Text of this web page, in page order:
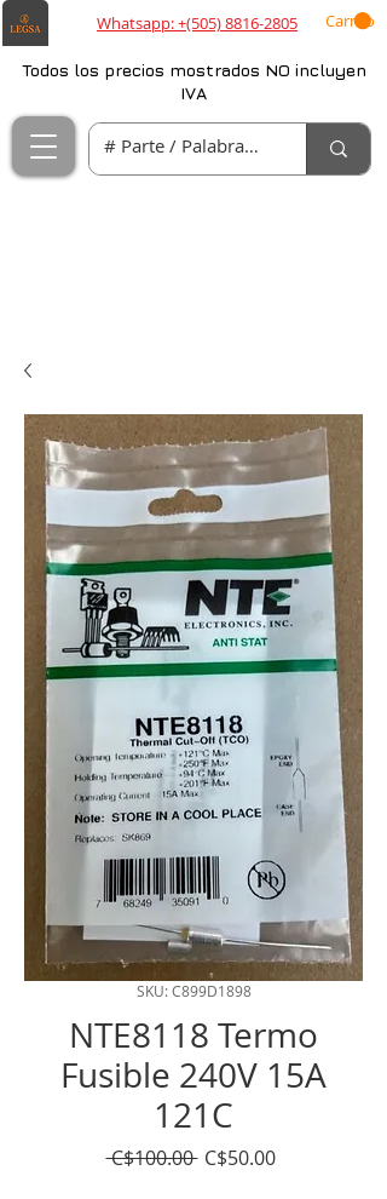
Whatsapp: +(505) 8816-2805 Carrito
Todos los precios mostrados NO incluyen
IVA
SKU: C899D1898
NTE8118 Termo
Fusible 240V 15A
121C
C$100.00 Precio
C$50.00Precio